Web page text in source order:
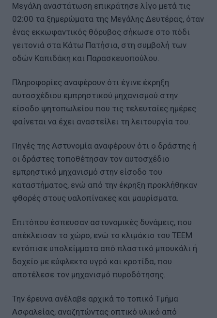
Μεγάλη αναστάτωση επικράτησε λίγο μετά τις
02:00 τα ξημερώματα της Μεγάλης Δευτέρας, όταν
ένας εκκωφαντικός θόρυβος σήκωσε στο πόδι
γειτονιά στα Κάτω Πατήσια, στη συμβολή των
οδών Καπιδάκη και Παρασκευοπούλου.
Πληροφορίες αναφέρουν ότι έγινε έκρηξη
αυτοσχέδιου εμπρηστικού μηχανισμού στην
είσοδο ψητοπωλείου που τις τελευταίες ημέρες
φαίνεται να έχει αναστείλει τη λειτουργία του.
Πηγές της Αστυνομία αναφέρουν ότι ο δράστης ή
οι δράστες τοποθέτησαν τον αυτοσχέδιο
εμπρηστικό μηχανισμό στην είσοδο του
καταστήματος, ενώ από την έκρηξη προκλήθηκαν
φθορές στους υαλοπίνακες και μαυρίσματα.
Επιτόπου έσπευσαν αστυνομικές δυνάμεις, που
απέκλεισαν το χώρο, ενώ το κλιμάκιο του ΤΕΕΜ
εντόπισε υπολείμματα από πλαστικό μπουκάλι ή
δοχείο με εύφλεκτο υγρό και κροτίδα, που
αποτέλεσε τον μηχανισμό πυροδότησης.
Την έρευνα ανέλαβε αρχικά το τοπικό Τμήμα
Ασφαλείας, αναζητώντας οπτικό υλικό από